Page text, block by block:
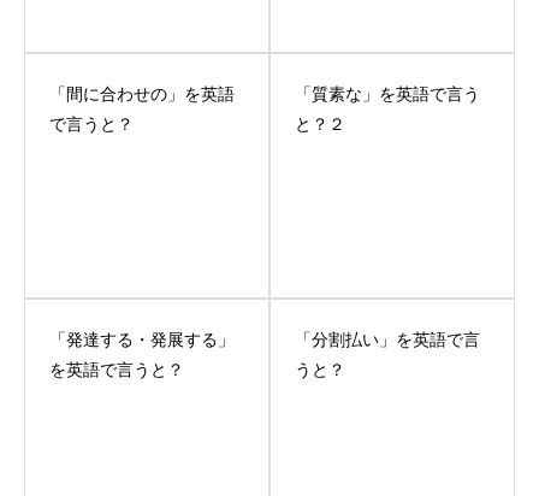
「間に合わせの」を英語
で言うと？
「質素な」を英語で言う
と？２
「発達する・発展する」
を英語で言うと？
「分割払い」を英語で言
うと？